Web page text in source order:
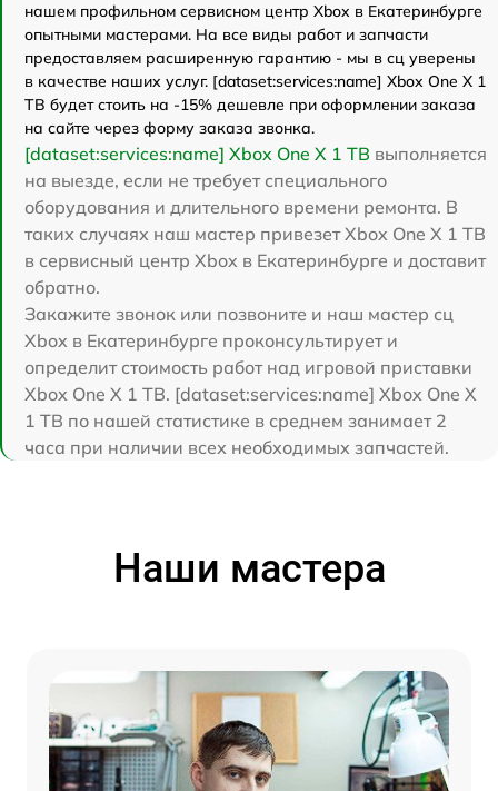
нашем профильном сервисном центр Xbox в Екатеринбурге
опытными мастерами. На все виды работ и запчасти
предоставляем расширенную гарантию - мы в сц уверены
в качестве наших услуг. [dataset:services:name] Xbox One X 1
TB будет стоить на -15% дешевле при оформлении заказа
на сайте через форму заказа звонка.
[dataset:services:name] Xbox One X 1 TB выполняется
на выезде, если не требует специального
оборудования и длительного времени ремонта. В
таких случаях наш мастер привезет Xbox One X 1 TB
в сервисный центр Xbox в Екатеринбурге и доставит
обратно.
Закажите звонок или позвоните и наш мастер сц
Xbox в Екатеринбурге проконсультирует и
определит стоимость работ над игровой приставки
Xbox One X 1 TB. [dataset:services:name] Xbox One X
1 TB по нашей статистике в среднем занимает 2
часа при наличии всех необходимых запчастей.
Наши мастера